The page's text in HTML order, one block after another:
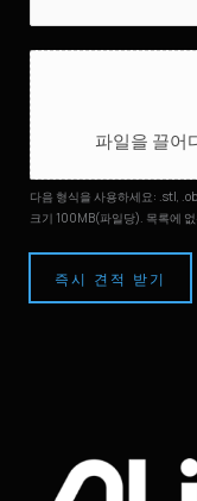
파
일
업
로
드
파일을 끌어
다음 형식을 사용하세요: .stl,
크기 100MB(파일당). 목록에
즉시 견적 받기